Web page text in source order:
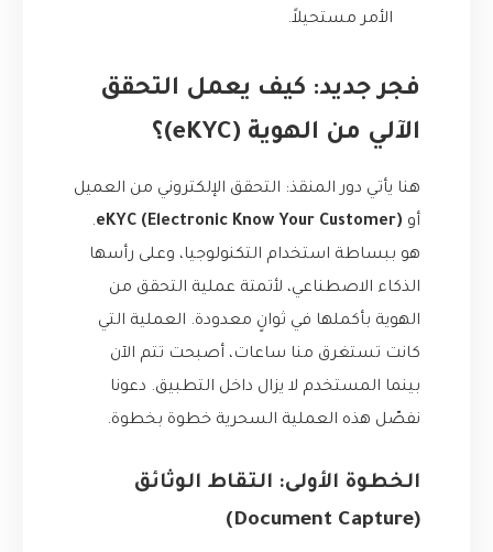
الأمر مستحيلاً.
فجر جديد: كيف يعمل التحقق
الآلي من الهوية (eKYC)؟
هنا يأتي دور المنقذ: التحقق الإلكتروني من العميل
أو eKYC (Electronic Know Your Customer)
.
هو ببساطة استخدام التكنولوجيا، وعلى رأسها
الذكاء الاصطناعي، لأتمتة عملية التحقق من
الهوية بأكملها في ثوانٍ معدودة. العملية التي
كانت تستغرق منا ساعات، أصبحت تتم الآن
بينما المستخدم لا يزال داخل التطبيق. دعونا
نفصّل هذه العملية السحرية خطوة بخطوة.
الخطوة الأولى: التقاط الوثائق
(Document Capture)